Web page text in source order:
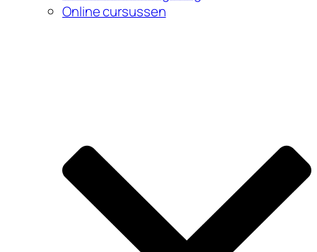
Online cursussen